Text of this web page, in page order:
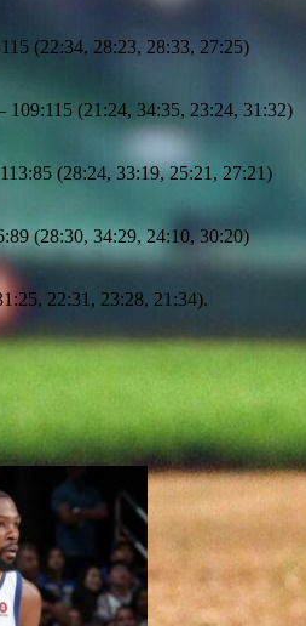
(22:34, 28:23, 28:33, 27:25)
(21:24, 34:35, 23:24, 31:32)
(28:24, 33:19, 25:21, 27:21)
(28:30, 34:29, 24:10, 30:20)
22:31, 23:28, 21:34).